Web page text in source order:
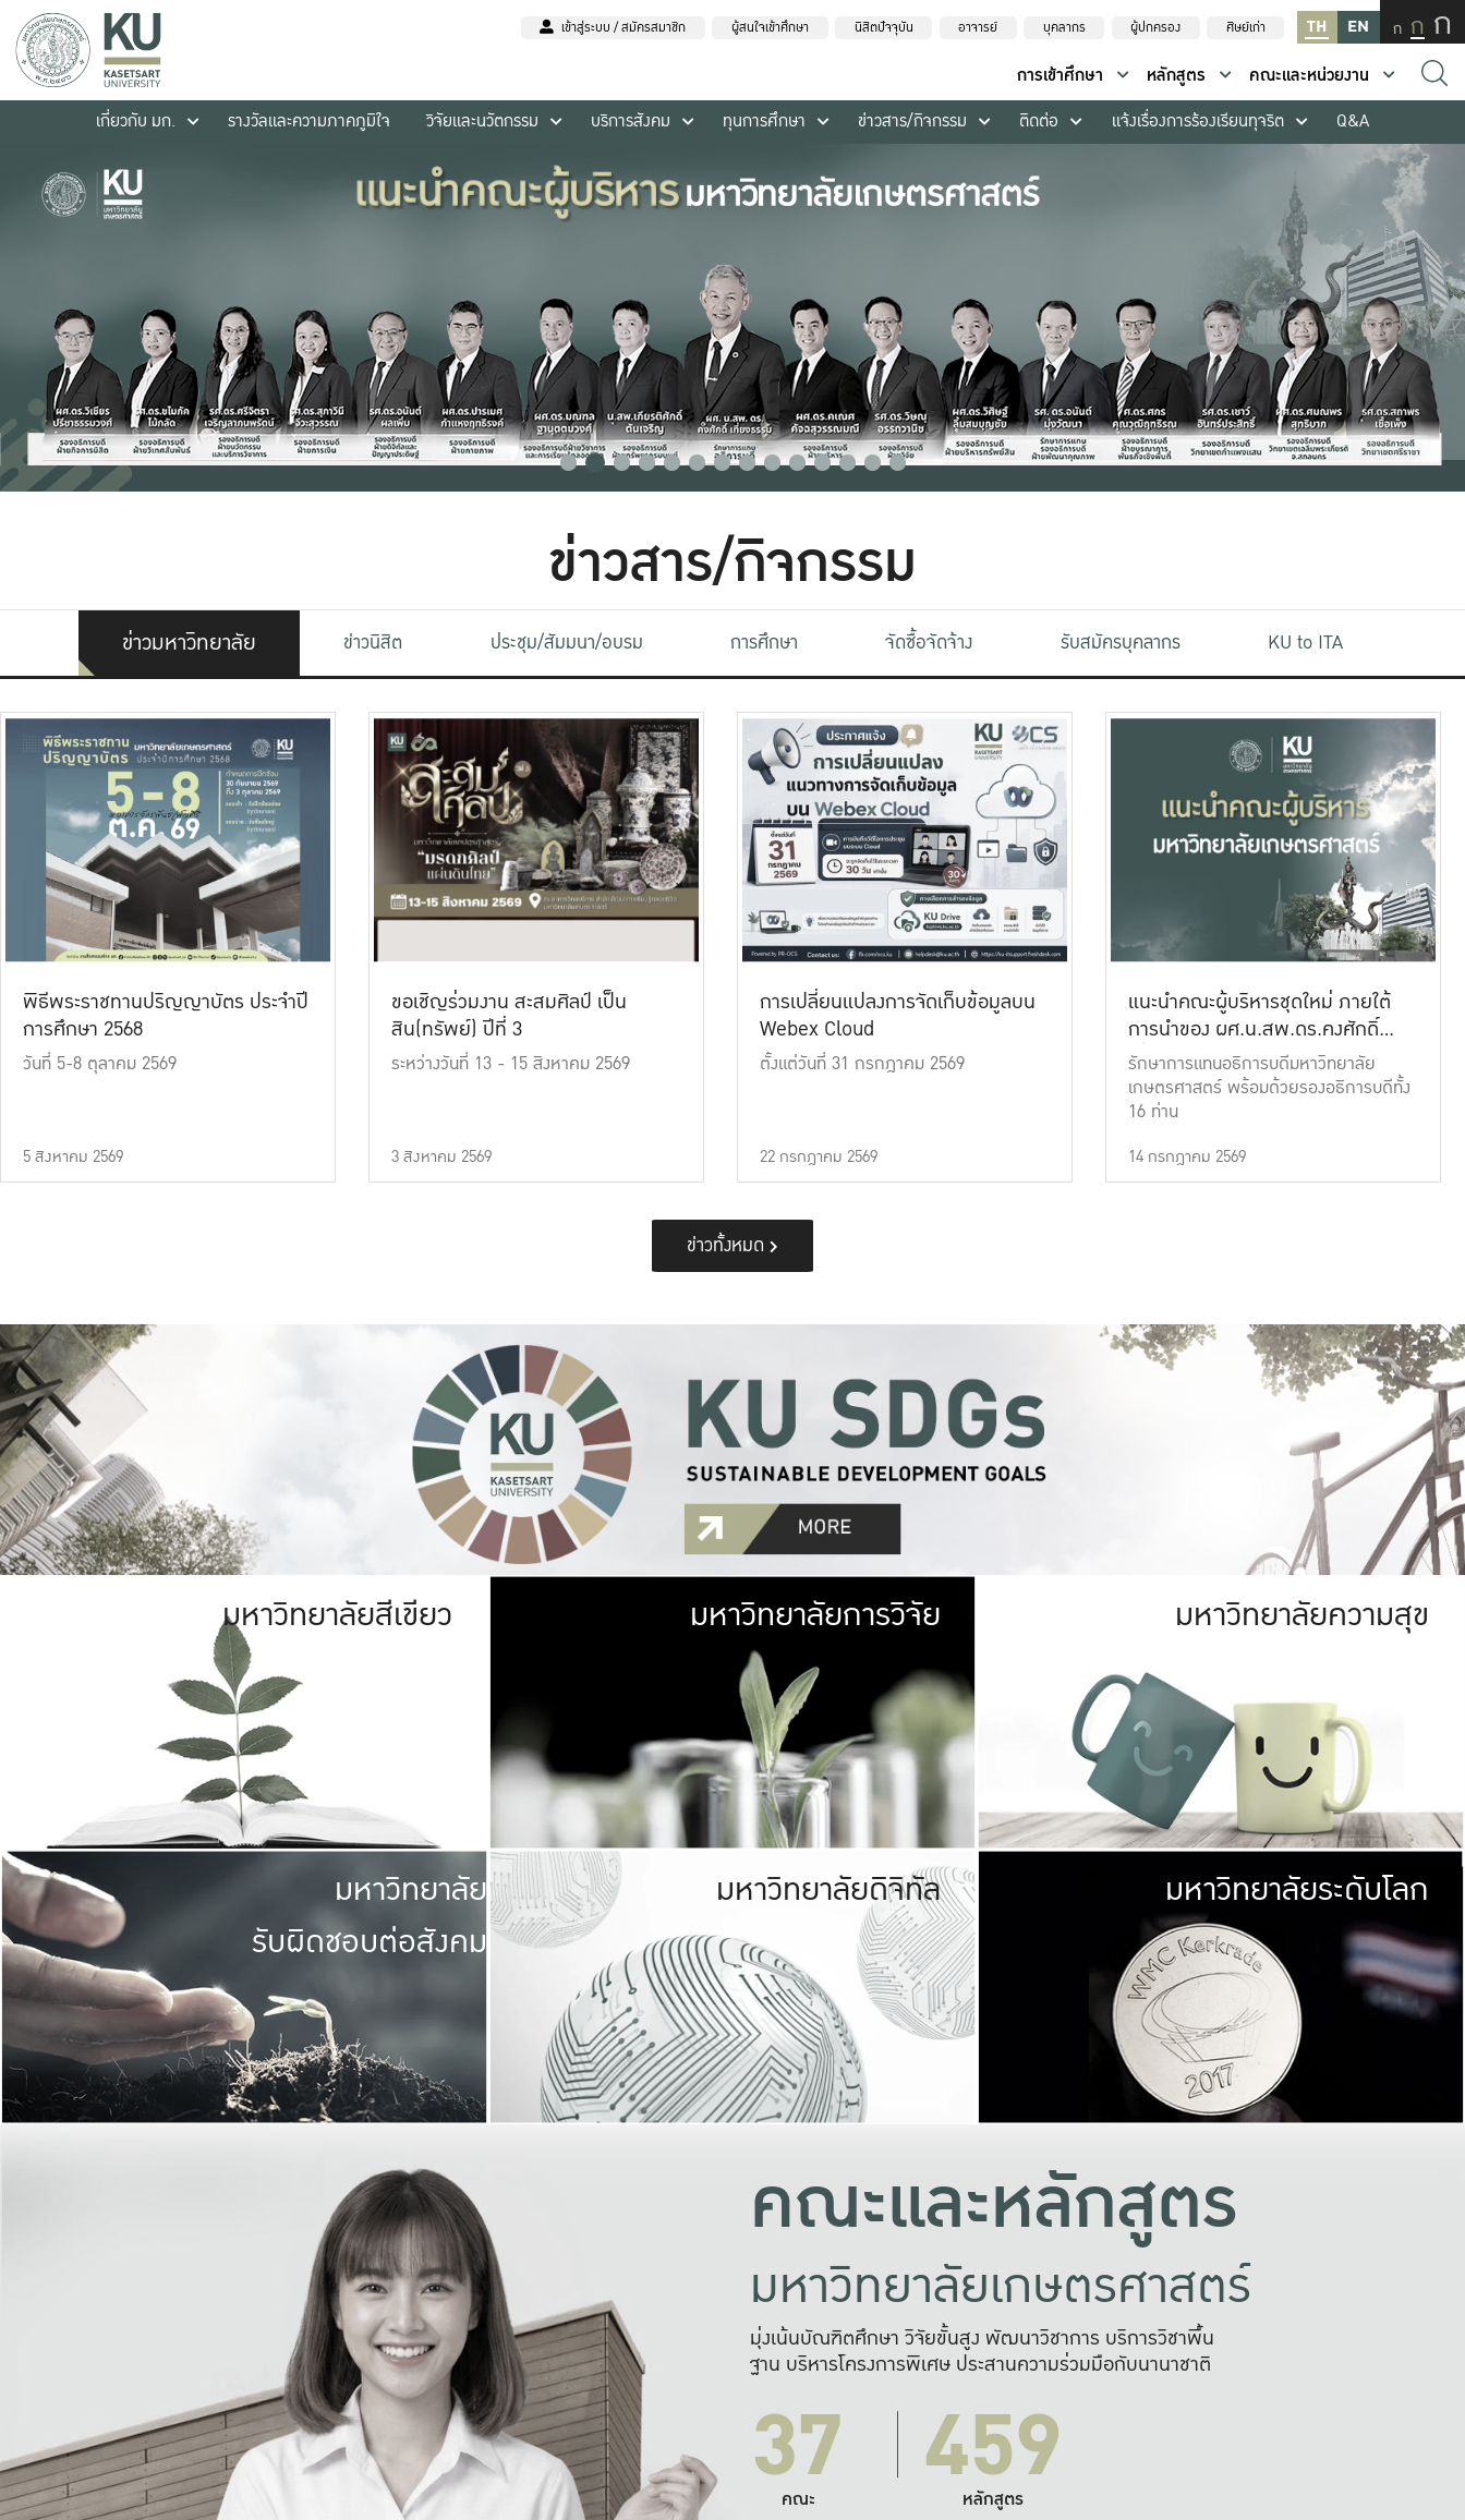
เข้าสู่ระบบ / สมัครสมาชิก ผู้สนใจเข้าศึกษา นิสิตปัจจุบัน อาจารย์ บุคลากร ผู้ปกครอง ศิษย์เก่า TH EN ก ก ก
การเข้าศึกษา หลักสูตร
คณะและหน่วยงาน
เกี่ยวกับ มก.
รางวัลและความภาคภูมิใจ วิจัยและนวัตกรรม บริการสังคม ทุนการศึกษา ข่าวสาร/กิจกรรม ติดต่อ แจ้งเรื่องการร้องเรียนทุจริต Q&A
ข่าวสาร/กิจกรรม
ข่าวมหาวิทยาลัย ข่าวนิสิต ประชุม/สัมมนา/อบรม การศึกษา จัดซื้อจัดจ้าง รับสมัครบุคลากร KU to ITA
พิธีพระราชทานปริญญาบัตร ประจำปี
การศึกษา 2568
วันที่ 5-8 ตุลาคม 2569
5 สิงหาคม 2569
ขอเชิญร่วมงาน สะสมศิลป์ เป็น
สิน(ทรัพย์) ปีที่ 3
ระหว่างวันที่ 13 - 15 สิงหาคม 2569
3 สิงหาคม 2569
การเปลี่ยนแปลงการจัดเก็บข้อมูลบน
Webex Cloud
ตั้งแต่วันที่ 31 กรกฎาคม 2569
22 กรกฎาคม 2569
แนะนำคณะผู้บริหารชุดใหม่ ภายใต้
การนำของ ผศ.น.สพ.ดร.คงศักดิ์
เที่ยงธรรม
รักษาการแทนอธิการบดีมหาวิทยาลัย
เกษตรศาสตร์ พร้อมด้วยรองอธิการบดีทั้ง
16 ท่าน
14 กรกฎาคม 2569
ข่าวทั้งหมด
มหาวิทยาลัยสีเขียว มหาวิทยาลัย
เกษตรศาสตร์ มีพื้นที่เขียวสดใส หนาแน่น
เป็นป่าในเมือง (URBAN FOREST)
เกษตรในเมือง (URBAN AGRICULTURE)
ที่นับรวมกันได้ประมาณ 1,400 ไร่
มหาวิทยาลัยการวิจัย มหาวิทยาลัย
ให้กับประชาชน
มหาวิทยาลัยความสุข
มหาวิทยาลัย
รับผิดชอบต่อสังคม
มหาวิทยาลัยรับผิดชอบต่อสังคม
ร่วมมือกับชุมชน เพื่อความกินดีอยู่ดี
และความสุขอย่างยั่งยืน
มองปัญหาในภาพกว้าง
แก้ไขจากปัญหาจุดเล็กๆ
มหาวิทยาลัยดิจิทัล มหาวิทยา
พร้อมที่จ
และผลักดันในการใช้ระบบส
เพื่อการทำงานแ
มหาวิทยาลัยระดับโลก
คณะและหลักสูตร
มหาวิทยาลัยเกษตรศาสตร์
มุ่งเน้นบัณฑิตศึกษา วิจัยขั้นสูง พัฒนาวิชาการ บริการวิชาพื้น
ฐาน บริหารโครงการพิเศษ ประสานความร่วมมือกับนานาชาติ
37
คณะ 459
หลักสูตร